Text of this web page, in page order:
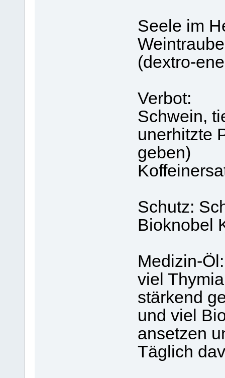
Seele im
(dextro-
Verbot:
Schwein,
unerhitzte
geben)
Schutz:
Bioknobel
Medizin-Öl:
viel
stärkend
und viel
ansetzen
Täglich